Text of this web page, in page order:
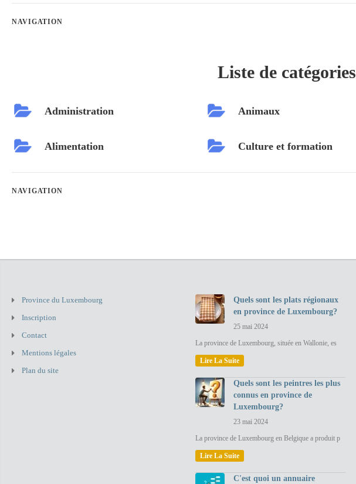
NAVIGATION
Liste de catégories
Administration
Alimentation
Animaux
Culture et formation
NAVIGATION
Province du Luxembourg
Inscription
Contact
Mentions légales
Plan du site
Quels sont les plats régionaux
en province de Luxembourg?
25 mai 2024
La province de Luxembourg, située en Wallonie, es
Lire La Suite
Quels sont les peintres les plus
connus en province de
Luxembourg?
23 mai 2024
La province de Luxembourg en Belgique a produit p
Lire La Suite
C'est quoi un annuaire